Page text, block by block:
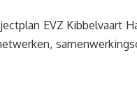
EVZ Kibbelvaart